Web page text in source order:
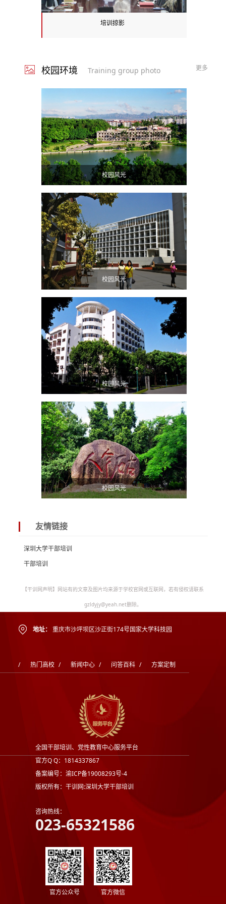
培训掠影
校园环境 Training group photo 更多
校园风光
校园风光
校园风光
校园风光
友情链接
深圳大学干部培训
干部培训
【干训网声明】网站有的文章及图片均来源于学校官网或互联网，若有侵权请联系
gzldyjy@yeah.net删除。
地址： 重庆市沙坪坝区沙正街174号国家大学科技园
/ 热门高校 / 新闻中心 / 问答百科 / 方案定制
全国干部培训、党性教育中心服务平台
官方Q Q：1814337867
备案编号：渝ICP备19008293号-4
版权所有：干训网:深圳大学干部培训
咨询热线：
023-65321586
官方公众号 官方微信